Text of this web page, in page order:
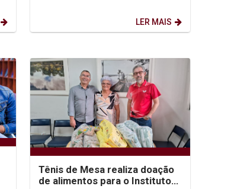
LER MAIS
Tênis de Mesa realiza doação
de alimentos para o Instituto